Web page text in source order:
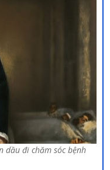
dầu đi chăm sóc bệnh